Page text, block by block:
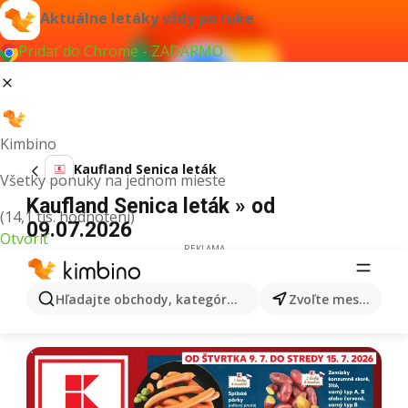
Aktuálne letáky vždy po ruke
Pridať do Chrome - ZADARMO
Kimbino
Všetky ponuky na jednom mieste
(14,1 tis. hodnotení)
Otvoriť
Hľadajte obchody, kategórie, produkty... Zvoľte mesto
Kaufland Senica leták
Kaufland Senica leták » od
09.07.2026
REKLAMA